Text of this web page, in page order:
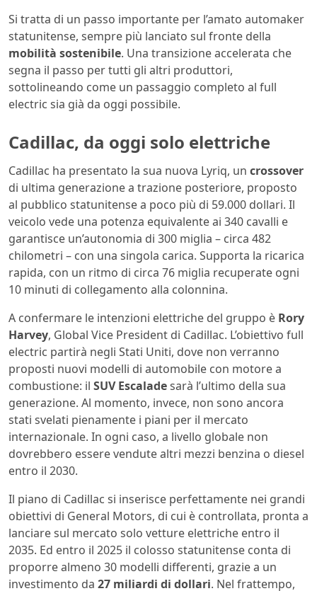
Si tratta di un passo importante per l’amato automaker
statunitense, sempre più lanciato sul fronte della
mobilità sostenibile. Una transizione accelerata che
segna il passo per tutti gli altri produttori,
sottolineando come un passaggio completo al full
electric sia già da oggi possibile.
Cadillac, da oggi solo elettriche
Cadillac ha presentato la sua nuova Lyriq, un crossover
di ultima generazione a trazione posteriore, proposto
al pubblico statunitense a poco più di 59.000 dollari. Il
veicolo vede una potenza equivalente ai 340 cavalli e
garantisce un’autonomia di 300 miglia – circa 482
chilometri – con una singola carica. Supporta la ricarica
rapida, con un ritmo di circa 76 miglia recuperate ogni
10 minuti di collegamento alla colonnina.
A confermare le intenzioni elettriche del gruppo è Rory
Harvey, Global Vice President di Cadillac. L’obiettivo full
electric partirà negli Stati Uniti, dove non verranno
proposti nuovi modelli di automobile con motore a
combustione: il SUV Escaladesarà l’ultimo della sua
generazione. Al momento, invece, non sono ancora
stati svelati pienamente i piani per il mercato
internazionale. In ogni caso, a livello globale non
dovrebbero essere vendute altri mezzi benzina o diesel
entro il 2030.
Il piano di Cadillac si inserisce perfettamente nei grandi
obiettivi di General Motors, di cui è controllata, pronta a
lanciare sul mercato solo vetture elettriche entro il
2035. Ed entro il 2025 il colosso statunitense conta di
proporre almeno 30 modelli differenti, grazie a un
investimento da 27 miliardi di dollari. Nel frattempo,